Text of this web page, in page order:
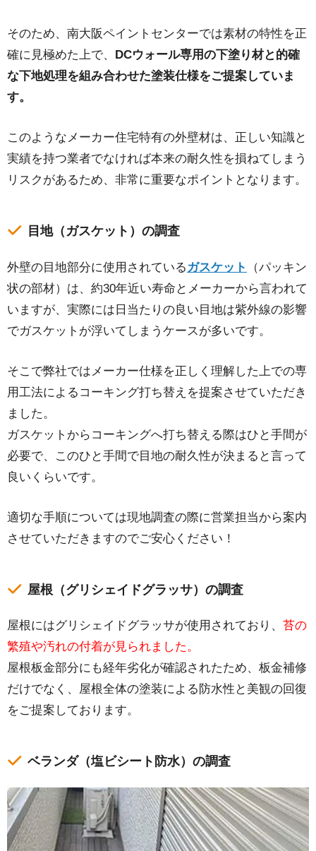
そのため、南大阪ペイントセンターでは素材の特性を正
確に見極めた上で、 DCウォール専用の下塗り材と的確
な下地処理を組み合わせた塗装仕様をご提案していま
す。
このようなメーカー住宅特有の外壁材は、正しい知識と
実績を持つ業者でなければ本来の耐久性を損ねてしまう
リスクがあるため、非常に重要なポイントとなります。
目地（ガスケット）の調査
外壁の目地部分に使用されている ガスケット
（パッキン
状の部材）は、約30年近い寿命とメーカーから言われて
いますが、実際には日当たりの良い目地は紫外線の影響
でガスケットが浮いてしまうケースが多いです。
そこで弊社ではメーカー仕様を正しく理解した上での専
用工法によるコーキング打ち替えを提案させていただき
ました。
ガスケットからコーキングへ打ち替える際はひと手間が
必要で、このひと手間で目地の耐久性が決まると言って
良いくらいです。
適切な手順については現地調査の際に営業担当から案内
させていただきますのでご安心ください！
屋根（グリシェイドグラッサ）の調査
屋根にはグリシェイドグラッサが使用されており、 苔の
繁殖や汚れの付着が見られました。
屋根板金部分にも経年劣化が確認されたため、板金補修
だけでなく、屋根全体の塗装による防水性と美観の回復
をご提案しております。
ベランダ（塩ビシート防水）の調査